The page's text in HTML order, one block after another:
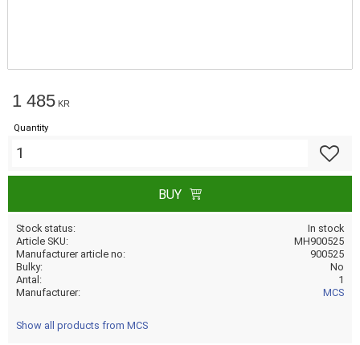
1 485 KR
Quantity
BUY
Stock status
In stock
Article SKU
MH900525
Manufacturer article no
900525
Bulky
No
Antal
1
Manufacturer
MCS
Show all products from MCS